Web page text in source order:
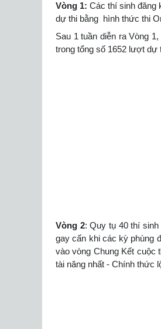
Vòng 1: Các thí sinh đăng
dự thi bằng hình thức thi
Sau 1 tuần diễn ra Vòng
trong tổng số 1652 lượt dự
Vòng 2: Quy tụ 40 thí
gay cấn khi các kỳ phùng
vào vòng Chung Kết cuộc
tài năng nhất - Chính thức